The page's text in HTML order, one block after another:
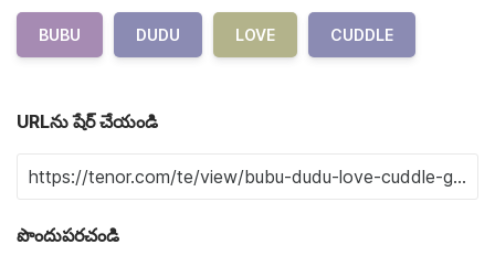
BUBU DUDU LOVE CUDDLE
URLను షేర్ చేయండి
పొందుపరచండి